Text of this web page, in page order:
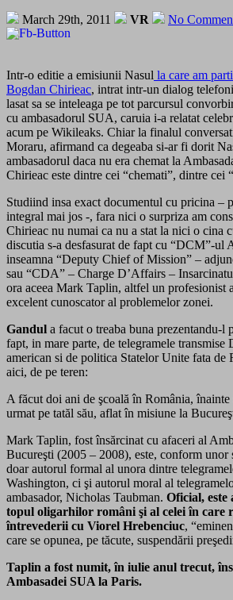
March 29th, 2011 VR No
Intr-o editie a emisiunii Nasul la care am
Bogdan Chirieac, intrat intr-un dialog
lasat sa se inteleaga pe tot parcursul
cu ambasadorul SUA, caruia i-a relatat
acum pe Wikileaks. Chiar la finalul
Moraru, afirmand ca degeaba si-ar fi dorit
ambasadorul daca nu era chemat la
Chirieac este dintre cei “chemati”, dintre cei
Studiind insa exact documentul cu pricina –
integral mai jos -, fara nici o surpriza am
Chirieac nu numai ca nu a stat la nici o cina
discutia s-a desfasurat de fapt cu “DCM”-ul
inseamna “Deputy Chief of Mission” –
sau “CDA” – Charge D’Affairs –
ora aceea Mark Taplin, altfel un profesionist
excelent cunoscator al problemelor zonei.
Gandul a facut o treaba buna prezentandu-l
fapt, in mare parte, de telegramele transmise
american si de politica Statelor Unite fata de
aici, de pe teren:
A făcut doi ani de şcoală în România, înainte
urmat pe tatăl său, aflat în misiune la
Mark Taplin, fost însărcinat cu afaceri al
Bucureşti (2005 – 2008), este, conform unor
doar autorul formal al unora dintre
Washington, ci şi autorul moral al
ambasador, Nicholas Taubman. Oficial, este
topul oligarhilor români şi al celei în care
întrevederii cu Viorel Hrebenciuc,
care se opunea, pe tăcute, suspendării
Taplin a fost numit, în iulie anul trecut,
Ambasadei SUA la Paris.